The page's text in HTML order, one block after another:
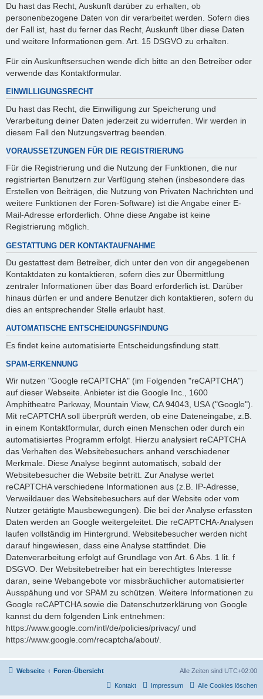
Du hast das Recht, Auskunft darüber zu erhalten, ob
personenbezogene Daten von dir verarbeitet werden. Sofern dies
der Fall ist, hast du ferner das Recht, Auskunft über diese Daten
und weitere Informationen gem. Art. 15 DSGVO zu erhalten.
Für ein Auskunftsersuchen wende dich bitte an den Betreiber oder
verwende das Kontaktformular.
EINWILLIGUNGSRECHT
Du hast das Recht, die Einwilligung zur Speicherung und
Verarbeitung deiner Daten jederzeit zu widerrufen. Wir werden in
diesem Fall den Nutzungsvertrag beenden.
VORAUSSETZUNGEN FÜR DIE REGISTRIERUNG
Für die Registrierung und die Nutzung der Funktionen, die nur
registrierten Benutzern zur Verfügung stehen (insbesondere das
Erstellen von Beiträgen, die Nutzung von Privaten Nachrichten und
weitere Funktionen der Foren-Software) ist die Angabe einer E-
Mail-Adresse erforderlich. Ohne diese Angabe ist keine
Registrierung möglich.
GESTATTUNG DER KONTAKTAUFNAHME
Du gestattest dem Betreiber, dich unter den von dir angegebenen
Kontaktdaten zu kontaktieren, sofern dies zur Übermittlung
zentraler Informationen über das Board erforderlich ist. Darüber
hinaus dürfen er und andere Benutzer dich kontaktieren, sofern du
dies an entsprechender Stelle erlaubt hast.
AUTOMATISCHE ENTSCHEIDUNGSFINDUNG
Es findet keine automatisierte Entscheidungsfindung statt.
SPAM-ERKENNUNG
Wir nutzen "Google reCAPTCHA" (im Folgenden "reCAPTCHA")
auf dieser Webseite. Anbieter ist die Google Inc., 1600
Amphitheatre Parkway, Mountain View, CA 94043, USA ("Google").
Mit reCAPTCHA soll überprüft werden, ob eine Dateneingabe, z.B.
in einem Kontaktformular, durch einen Menschen oder durch ein
automatisiertes Programm erfolgt. Hierzu analysiert reCAPTCHA
das Verhalten des Websitebesuchers anhand verschiedener
Merkmale. Diese Analyse beginnt automatisch, sobald der
Websitebesucher die Website betritt. Zur Analyse wertet
reCAPTCHA verschiedene Informationen aus (z.B. IP-Adresse,
Verweildauer des Websitebesuchers auf der Website oder vom
Nutzer getätigte Mausbewegungen). Die bei der Analyse erfassten
Daten werden an Google weitergeleitet. Die reCAPTCHA-Analysen
laufen vollständig im Hintergrund. Websitebesucher werden nicht
darauf hingewiesen, dass eine Analyse stattfindet. Die
Datenverarbeitung erfolgt auf Grundlage von Art. 6 Abs. 1 lit. f
DSGVO. Der Websitebetreiber hat ein berechtigtes Interesse
daran, seine Webangebote vor missbräuchlicher automatisierter
Ausspähung und vor SPAM zu schützen. Weitere Informationen zu
Google reCAPTCHA sowie die Datenschutzerklärung von Google
kannst du dem folgenden Link entnehmen:
https://www.google.com/intl/de/policies/privacy/ und
https://www.google.com/recaptcha/about/.
Webseite Foren-Übersicht Alle Zeiten sind UTC+02:00
Alle Cookies löschen
Impressum
Kontakt